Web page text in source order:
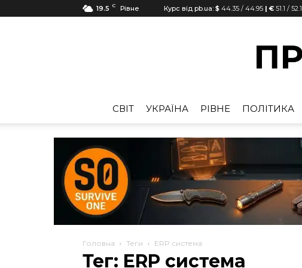
19.5 C Рівне Курс від pb.ua: $ 44.35 / 44.95 | € 51.1 / 52.1
CВІТ УКРАЇНА РІВНЕ ПОЛІТИКА
Головна Теги ERP система
Тег: ERP система